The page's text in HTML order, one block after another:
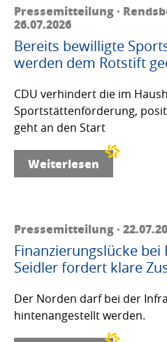
Pressemitteilung ·
26.07.2026
Bereits bewilligte
werden dem Rotstift
CDU verhindert die im
Sportstättenförderung,
geht an den Start
Weiterlesen
Pressemitteilung ·
Finanzierungslücke bei
Seidler fordert klare
Der Norden darf bei der
hintenangestellt werden.